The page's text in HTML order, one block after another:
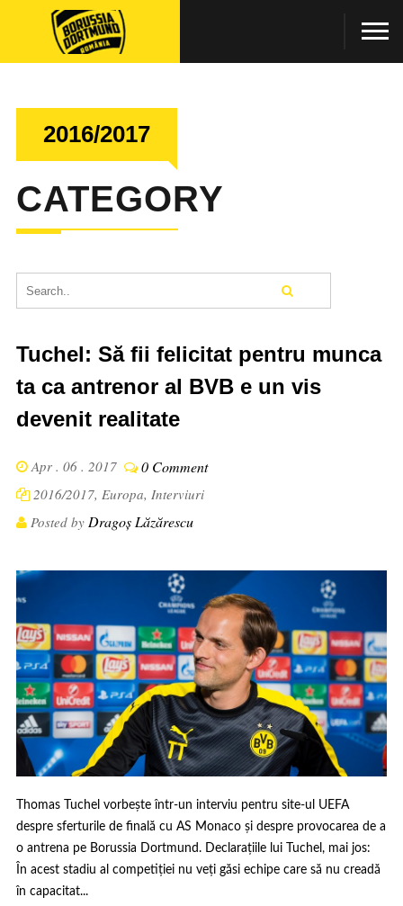
2016/2017
CATEGORY
Tuchel: Să fii felicitat pentru munca
ta ca antrenor al BVB e un vis
devenit realitate
Apr . 06 . 2017 0 Comment
2016/2017, Europa, Interviuri
Posted by Dragoș Lăzărescu
Thomas Tuchel vorbește într-un interviu pentru site-ul UEFA
despre sferturile de finală cu AS Monaco și despre provocarea de a
o antrena pe Borussia Dortmund. Declarațiile lui Tuchel, mai jos:
În acest stadiu al competiției nu veți găsi echipe care să nu creadă
în capacitat...